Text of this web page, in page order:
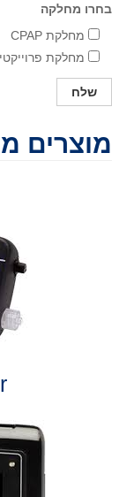
בחרו מחלקה
מחלקת CPAP
מחלקת
מוצרים